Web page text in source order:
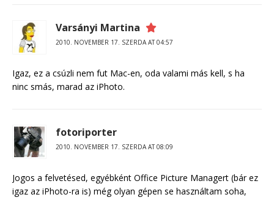
Varsányi Martina
2010. NOVEMBER 17. SZERDA AT 04:57
Igaz, ez a csúzli nem fut Mac-en, oda valami más kell, s ha
ninc smás, marad az iPhoto.
fotoriporter
2010. NOVEMBER 17. SZERDA AT 08:09
Jogos a felvetésed, egyébként Office Picture Managert (bár ez
igaz az iPhoto-ra is) még olyan gépen se használtam soha,